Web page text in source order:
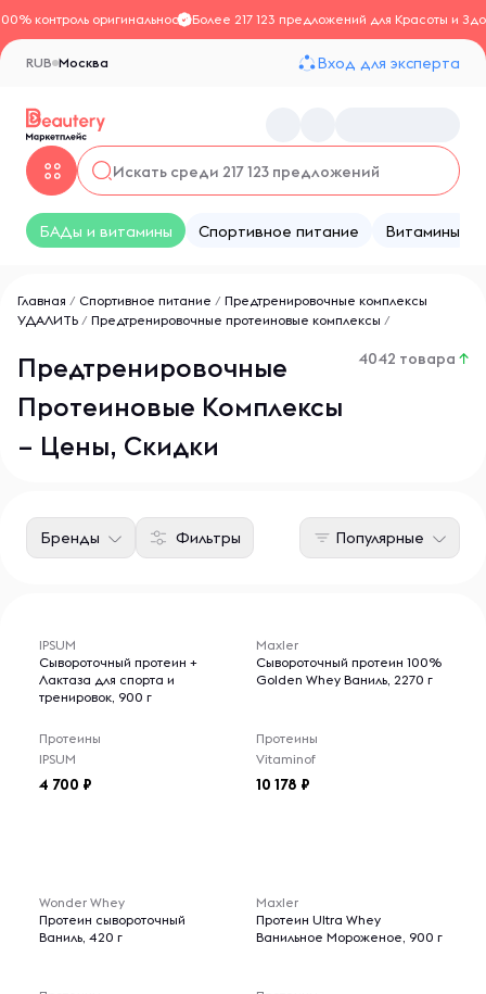
контроль оригинальностиБолее 217 123 предложений для Красоты и
Москва
RUB Вход для эксперта
БАДы и витамины Спортивное питание Витамины
Главная / Спортивное питание / Предтренировочные комплексы
УДАЛИТЬ / Предтренировочные протеиновые комплексы /
Предтренировочные
Протеиновые Комплексы
– Цены, Скидки
4042 товара ↑
Фильтры
Бренды Популярные
IPSUM
Сывороточный протеин +
Лактаза для спорта и
тренировок, 900 г
Протеины
IPSUM
4 700
Maxler
Сывороточный протеин 100%
Golden Whey Ваниль, 2270 г
Протеины
Vitaminof
10 178
Wonder Whey
Протеин сывороточный
Ваниль, 420 г
Maxler
Протеин Ultra Whey
Ванильное Мороженое, 900 г